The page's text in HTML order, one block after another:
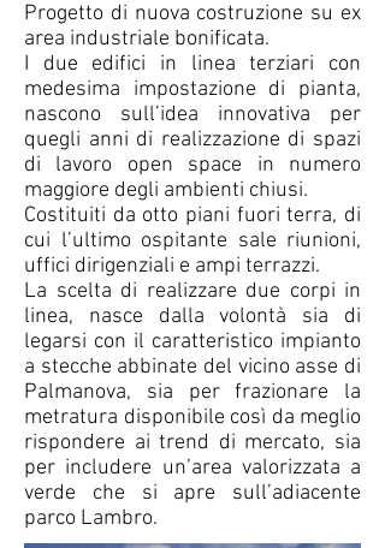
Progetto di nuova costruzione su ex
area industriale bonificata.
I due edifici in linea terziari con
medesima impostazione di pianta,
nascono sull’idea innovativa per
quegli anni di realizzazione di spazi
di lavoro open space in numero
maggiore degli ambienti chiusi.
Costituiti da otto piani fuori terra, di
cui l’ultimo ospitante sale riunioni,
uffici dirigenziali e ampi terrazzi.
La scelta di realizzare due corpi in
linea, nasce dalla volontà sia di
legarsi con il caratteristico impianto
a stecche abbinate del vicino asse di
Palmanova, sia per frazionare la
metratura disponibile così da meglio
rispondere ai trend di mercato, sia
per includere un’area valorizzata a
verde che si apre sull’adiacente
parco Lambro.